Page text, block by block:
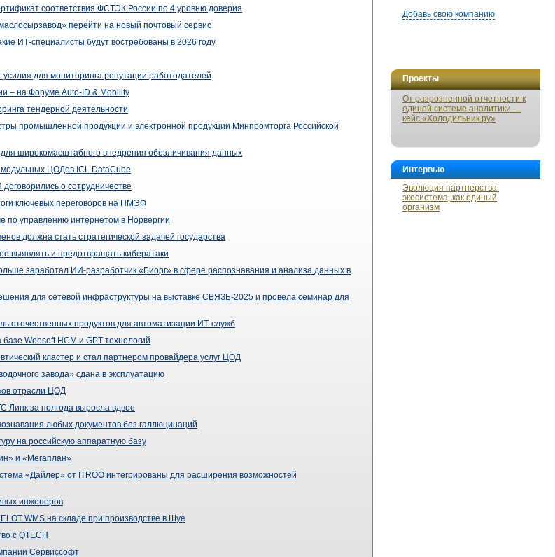
Добавь свою компанию
Проекты
От разрозненной отчетности к
единой системе аналитики —
кейс «Холодильник.ру»
Интервью
Эволюция партнерства:
экосистема, как единый
организм
соответствия ФСТЭК России по 4 уровню доверия
перейти на новый почтовый сервис
ИТ-специалисты будут востребованы в 2026 году
для мониторинга репутации работодателей
– на Форуме Auto-ID & Mobility
тендерной деятельности
промышленной продукции и электронной продукции Минпромторга Российской
широкомасштабного внедрения обезличивания данных
модульных ЦОДов ICL DataCube
о сотрудничестве
ключевых переговоров на ПМЭФ
по управлению интернетом в Норвергии
должна стать стратегической задачей государства
выявлять и предотвращать кибератаки
заработал ИИ-разработчик «Биорг» в сфере распознавания и анализа данных в
для сетевой инфраструктуры на выставке СВЯЗЬ-2025 и провела семинар для
отечественных продуктов для автоматизации ИТ-служб
Websoft HCM и GPT-технологий
кластер и стал партнером провайдера услуг ЦОД
завода» сдана в эксплуатацию
отрасли ЦОД
Линк за полгода выросла вдвое
любых документов без галлюцинаций
на российскую аппаратную базу
и «Мегаплан»
«Дайлер» от ITROO интегрированы для расширения возможностей
инженеров
WMS на складе при производстве в Шуе
с QTECH
Сервиссофт